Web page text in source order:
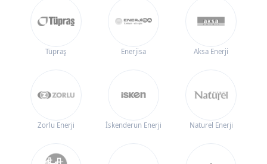
Tüpraş Enerjisa Aksa Enerji
Zorlu Enerji İskenderun Enerji Naturel Enerji